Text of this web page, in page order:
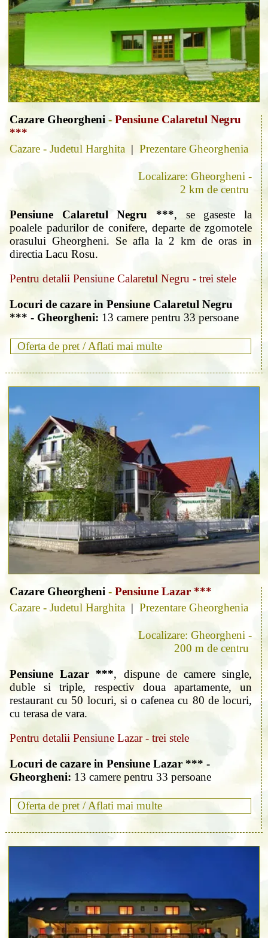
Cazare Gheorgheni - Pensiune Calaretul Negru
***
Cazare - Judetul Harghita | Prezentare Gheorghenia
Localizare: Gheorgheni -
2 km de centru
Pensiune Calaretul Negru ***, se gaseste la
poalele padurilor de conifere, departe de zgomotele
orasului Gheorgheni. Se afla la 2 km de oras in
directia Lacu Rosu.
Pentru detalii Pensiune Calaretul Negru - trei stele
Locuri de cazare in Pensiune Calaretul Negru
*** - Gheorgheni: 13 camere pentru 33 persoane
Oferta de pret / Aflati mai multe
Cazare Gheorgheni - Pensiune Lazar ***
Cazare - Judetul Harghita | Prezentare Gheorghenia
Localizare: Gheorgheni -
200 m de centru
Pensiune Lazar ***, dispune de camere single,
duble si triple, respectiv doua apartamente, un
restaurant cu 50 locuri, si o cafenea cu 80 de locuri,
cu terasa de vara.
Pentru detalii Pensiune Lazar - trei stele
Locuri de cazare in Pensiune Lazar *** -
Gheorgheni: 13 camere pentru 33 persoane
Oferta de pret / Aflati mai multe